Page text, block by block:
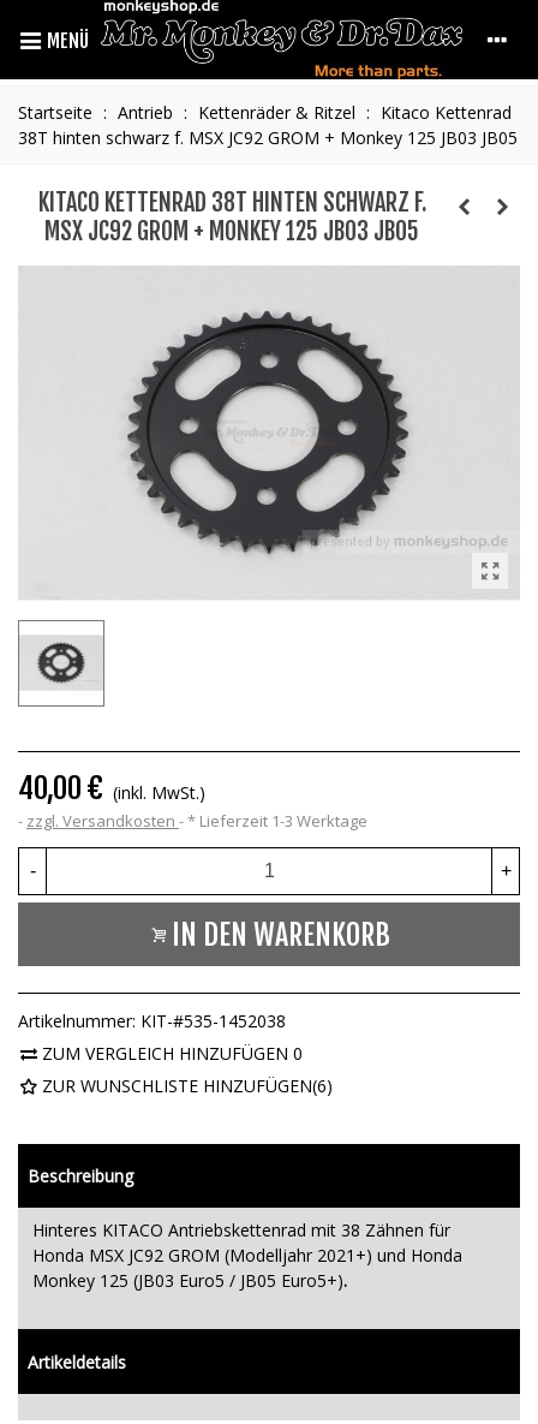
MENÜ
Startseite : Antrieb : Kettenräder & Ritzel : Kitaco Kettenrad
38T hinten schwarz f. MSX JC92 GROM + Monkey 125 JB03 JB05
KITACO KETTENRAD 38T HINTEN SCHWARZ F.
MSX JC92 GROM + MONKEY 125 JB03 JB05
40,00 € (inkl. MwSt.)
zzgl. Versandkosten * Lieferzeit 1-3 Werktage
- +
IN DEN WARENKORB
Artikelnummer: KIT-#535-1452038
ZUM VERGLEICH HINZUFÜGEN 0
ZUR WUNSCHLISTE HINZUFÜGEN(6)
Beschreibung
Hinteres KITACO Antriebskettenrad mit 38 Zähnen für
Honda MSX JC92 GROM (Modelljahr 2021+) und Honda
Monkey 125 (JB03 Euro5 / JB05 Euro5+).
Artikeldetails